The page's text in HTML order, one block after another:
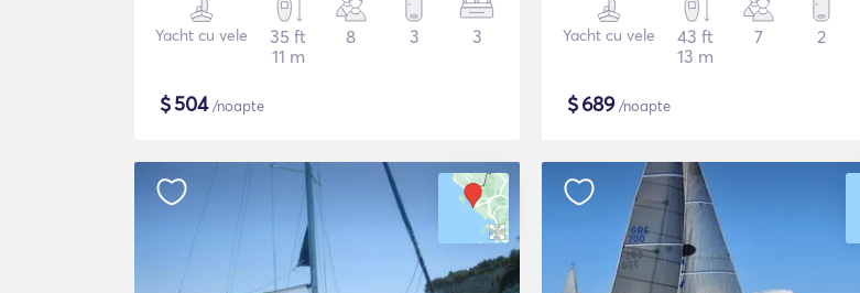
Yacht cu vele
35 ft
11 m
8 3 3
$504/noapte
Yacht cu vele
43 ft
13 m
7 2
$689/noapte